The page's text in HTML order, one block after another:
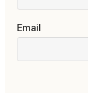
Email